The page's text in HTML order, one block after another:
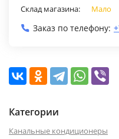
Склад магазина: Мало
Заказ по телефону:
Категории
Канальные кондиционеры